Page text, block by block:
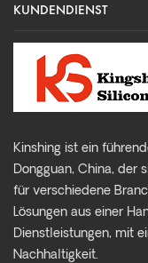
KUNDENDIENST
Kinshing ist ein
Dongguan, China, der
für verschiedene
Lösungen aus einer
Dienstleistungen, mit
Nachhaltigkeit.